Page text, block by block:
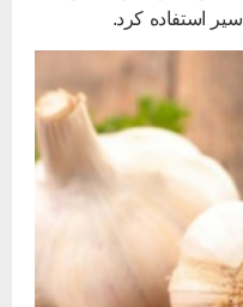
استفاده کرد.